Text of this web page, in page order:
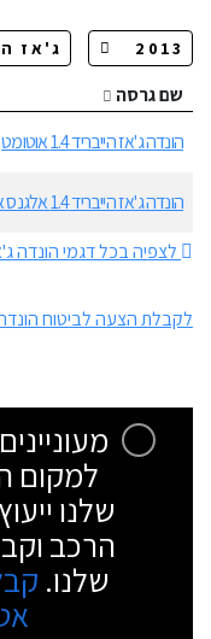
שם גרסה
הונדה ג'אז הייבריד 1.4 אוטומט
הונדה ג'אז הייבריד 1.4 אלגנס אוטומט
לצפיה בכל דגמי הונדה
לקבלת הצעה לביטוח
למקום
שלנו
הרכב
שלנו.